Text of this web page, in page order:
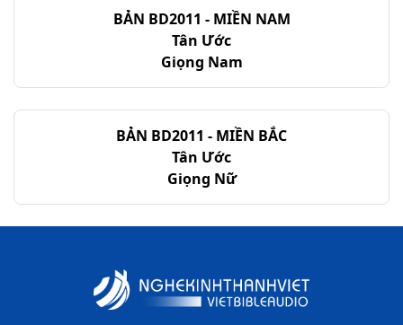
BẢN BD2011 - MIỀN NAM
Tân Ước
Giọng Nam
BẢN BD2011 - MIỀN BẮC
Tân Ước
Giọng Nữ